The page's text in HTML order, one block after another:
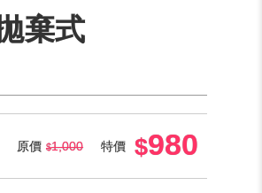
棄式
原價 1,000 特價 980